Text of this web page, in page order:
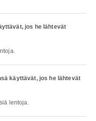
jos he lähtevät
käyttävät, jos he lähtevät
lentoja.